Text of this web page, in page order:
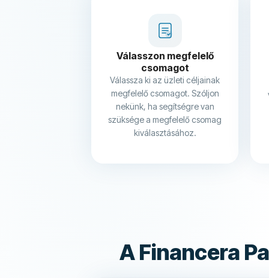
Válasszon megfelelő
csomagot
Válassza ki az üzleti céljainak
megfelelő csomagot. Szóljon
nekünk, ha segítségre van
szüksége a megfelelő csomag
kiválasztásához.
A Financera